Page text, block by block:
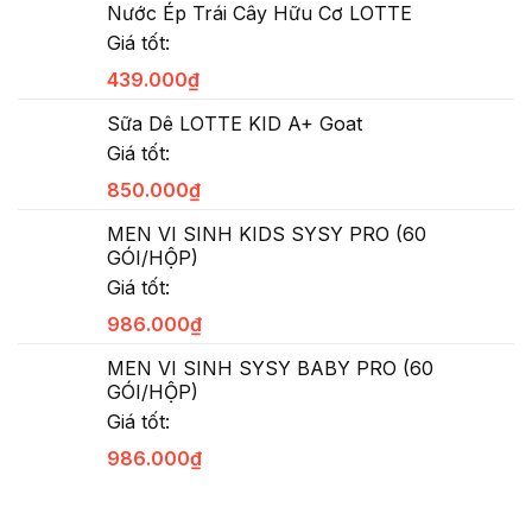
Nước Ép Trái Cây Hữu Cơ LOTTE
Giá tốt:
439.000₫
Sữa Dê LOTTE KID A+ Goat
Giá tốt:
850.000₫
MEN VI SINH KIDS SYSY PRO (60
GÓI/HỘP)
Giá tốt:
986.000₫
MEN VI SINH SYSY BABY PRO (60
GÓI/HỘP)
Giá tốt:
986.000₫